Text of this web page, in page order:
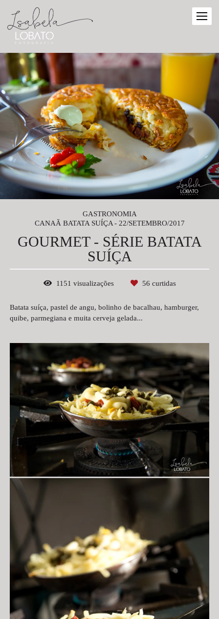
GASTRONOMIA
CANAÃ BATATA SUÍÇA
22/SETEMBRO/2017
GOURMET - SÉRIE BATATA
SUÍÇA
1151 visualizações 56 curtidas
Batata suíça, pastel de angu, bolinho de bacalhau, hamburger,
quibe, parmegiana e muita cerveja gelada...